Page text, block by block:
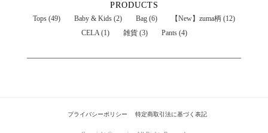
PRODUCTS
Tops (49) Baby & Kids (2) Bag (6)
【New】zuma柄 (12)
CELA (1)
雑貨 (3) Pants (4)
プライバシーポリシー 特定商取引法に基づく表記